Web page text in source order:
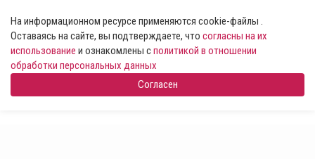
На информационном ресурсе применяются cookie-файлы .
Оставаясь на сайте, вы подтверждаете, что согласны на их
использование и ознакомлены сполитикой в отношении
обработки персональных данных
Согласен